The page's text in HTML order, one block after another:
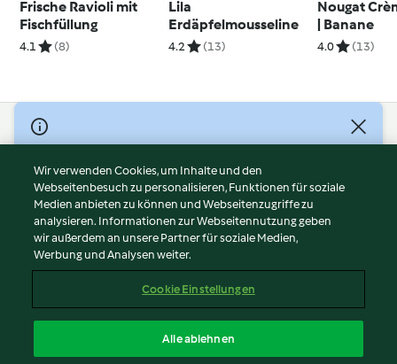
Frische Ravioli mit
Fischfüllung
4.1 (8)
Lila
Erdäpfelmousseline
4.2 (13)
Nougat
| Banane
4.0 (13)
© Copyright 2026
Nutzungsbedingungen
Datenschutzrichtlinien
Disclaimer
Impressum
Cookies
Abo kündigen
Erklärung zur Barrierefreiheit
Wir verwenden Cookies, um Inhalte und den
Webseitenbesuch zu personalisieren, Funktionen für soziale
Medien anbieten zu können und Webseitenzugriffe zu
analysieren. Informationen zur Webseitennutzung geben
wir außerdem an unsere Partner für soziale Medien,
Werbung und Analysen weiter.
Cookie Einstellungen
Alle ablehnen